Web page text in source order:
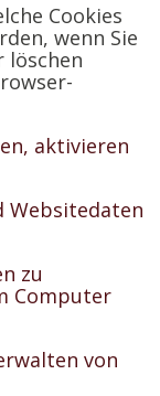
Cookies
wenn Sie
löschen
aktivieren
Websitedaten
zu
Computer
von